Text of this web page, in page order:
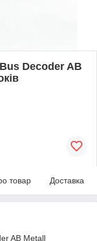
Decoder AB
товар Доставка
AB Metall